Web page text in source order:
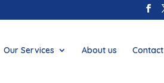
Our Services About us Contact